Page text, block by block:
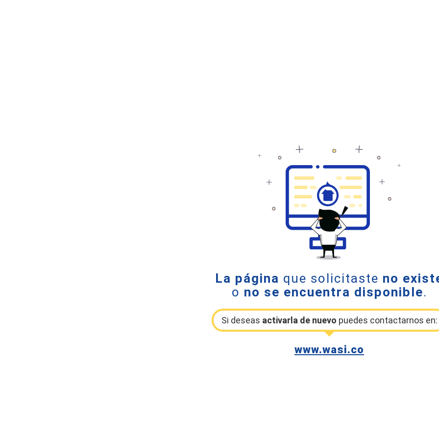
La página que solicitaste no
o no se encuentra disponible.
Si deseas activarla de nuevo puedes contactarnos en:
www.wasi.co